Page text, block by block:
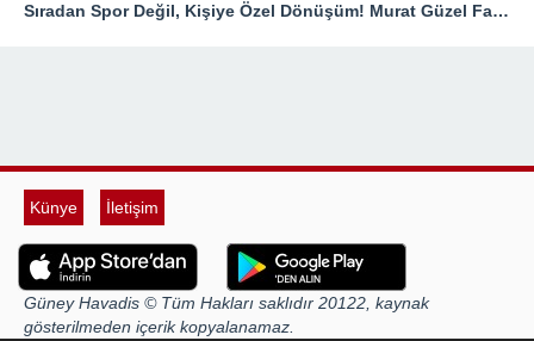
Sıradan Spor Değil, Kişiye Özel Dönüşüm! Murat Güzel Farkıyla
Künye İletişim
Güney Havadis © Tüm Hakları saklıdır 20122, kaynak
gösterilmeden içerik kopyalanamaz.